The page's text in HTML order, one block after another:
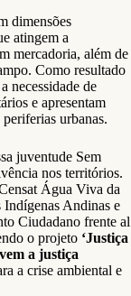
dimensões
atingem a
mercadoria, além de
Como resultado
necessidade de
e apresentam
urbanas.
juventude Sem
nos territórios.
Água Viva da
Andinas e
Ciudadano frente al
o projeto ‘Justiça
a justiça
a crise ambiental e